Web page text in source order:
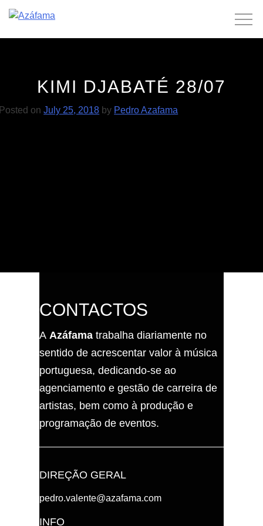
KIMI DJABATÉ 28/07
onJuly 25, 2018 by Pedro Azafama
CONTACTOS
A Azáfama trabalha diariamente no
sentido de acrescentar valor à música
portuguesa, dedicando-se ao
agenciamento e gestão de carreira de
artistas, bem como à produção e
programação de eventos.
DIREÇÃO GERAL
pedro.valente@azafama.com
INFO